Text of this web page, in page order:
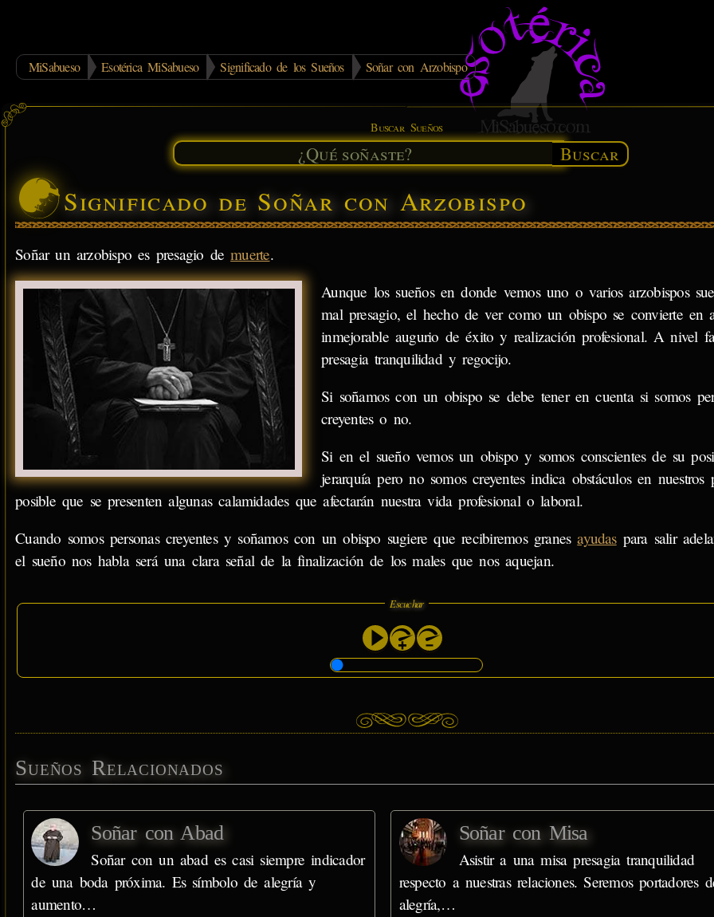
MiSabueso Esotérica MiSabueso Significado de los Sueños Soñar con Arzobispo
Buscar Sueños
Buscar
Significado de Soñar con Arzobispo
Soñar un arzobispo es presagio demuerte.
Aunque los sueños en donde vemos uno o varios arzobispos
mal presagio, el hecho de ver como un obispo se convierte en
inmejorable augurio de éxito y realización profesional. A nivel
presagia tranquilidad y regocijo.
Si soñamos con un obispo se debe tener en cuenta si somos
creyentes o no.
Si en el sueño vemos un obispo y somos conscientes de su
jerarquía pero no somos creyentes indica obstáculos en nuestros
posible que se presenten algunas calamidades que afectarán nuestra vida profesional o laboral.
Cuando somos personas creyentes y soñamos con un obispo sugiere que recibiremos granesayudaspara salir
el sueño nos habla será una clara señal de la finalización de los males que nos aquejan.
Escuchar
Sueños Relacionados
Soñar con Abad
Soñar con un abad es casi siempre indicador
de una boda próxima. Es símbolo de alegría y
aumento…
Soñar con Misa
Asistir a una misa presagia tranquilidad
respecto a nuestras relaciones. Seremos portadores
alegría,…